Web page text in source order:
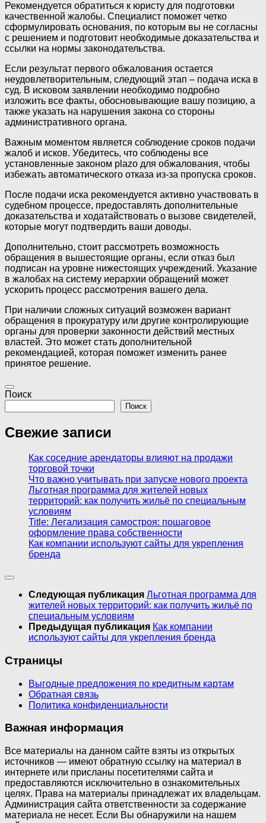
Рекомендуется обратиться к юристу для подготовки
качественной жалобы. Специалист поможет четко
сформулировать основания, по которым вы не согласны
с решением и подготовит необходимые доказательства и
ссылки на нормы законодательства.
Если результат первого обжалования остается
неудовлетворительным, следующий этап – подача иска в
суд. В исковом заявлении необходимо подробно
изложить все факты, обосновывающие вашу позицию, а
также указать на нарушения закона со стороны
административного органа.
Важным моментом является соблюдение сроков подачи
жалоб и исков. Убедитесь, что соблюдены все
установленные законом plazo для обжалования, чтобы
избежать автоматического отказа из-за пропуска сроков.
После подачи иска рекомендуется активно участвовать в
судебном процессе, предоставлять дополнительные
доказательства и ходатайствовать о вызове свидетелей,
которые могут подтвердить ваши доводы.
Дополнительно, стоит рассмотреть возможность
обращения в вышестоящие органы, если отказ был
подписан на уровне нижестоящих учреждений. Указание
в жалобах на систему иерархии обращений может
ускорить процесс рассмотрения вашего дела.
При наличии сложных ситуаций возможен вариант
обращения в прокуратуру или другие контролирующие
органы для проверки законности действий местных
властей. Это может стать дополнительной
рекомендацией, которая поможет изменить ранее
принятое решение.
Поиск
Поиск
Свежие записи
Как соседние арендаторы влияют на продажи
торговой точки
Что важно учитывать при запуске нового проекта
Льготная программа для жителей новых
территорий: как получить жильё по специальным
условиям
Title: Легализация самостроя: пошаговое
оформление права собственности
Как компании используют сайты для укрепления
бренда
Следующая публикация Льготная программа для
жителей новых территорий: как получить жильё по
специальным условиям
Предыдущая публикация Как компании
используют сайты для укрепления бренда
Страницы
Выгодные предложения по кредитным картам
Обратная связь
Политика конфиденциальности
Важная информация
Все материалы на данном сайте взяты из открытых
источников — имеют обратную ссылку на материал в
интернете или присланы посетителями сайта и
предоставляются исключительно в ознакомительных
целях. Права на материалы принадлежат их владельцам.
Администрация сайта ответственности за содержание
материала не несет. Если Вы обнаружили на нашем